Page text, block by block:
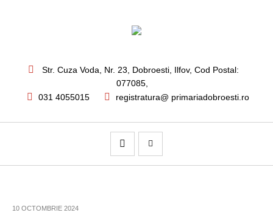
Str. Cuza Voda, Nr. 23 Dobroesti, Ilfov, Cod Postal:
077085,
031 4055015
registratura@ primariadobroesti.ro
10 OCTOMBRIE 2024